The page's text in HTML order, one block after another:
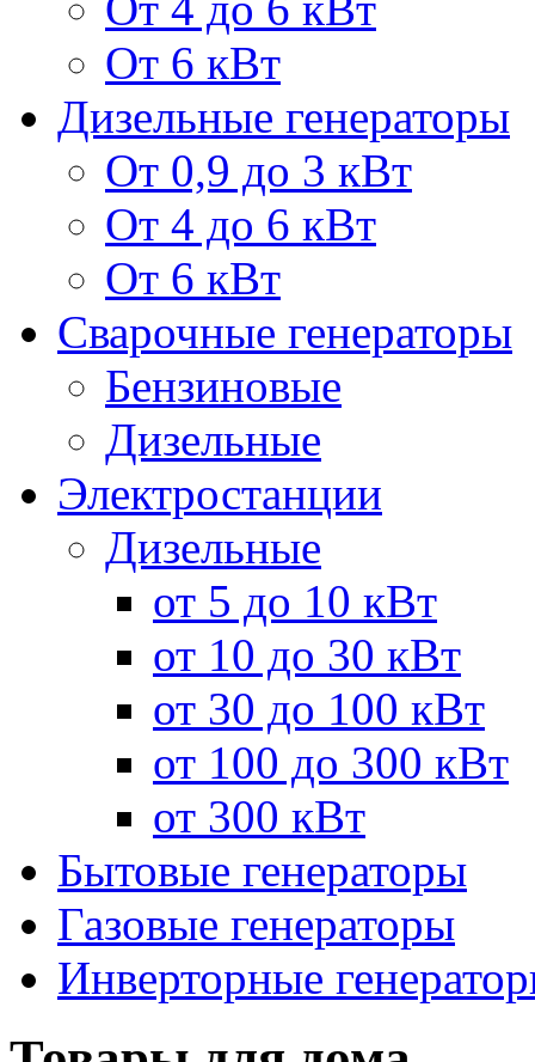
От 6 кВт
Дизельные генераторы
От 0,9 до 3 кВт
От 4 до 6 кВт
От 6 кВт
Сварочные генераторы
Бензиновые
Дизельные
Электростанции
Дизельные
от 5 до 10 кВт
от 10 до 30 кВт
от 30 до 100 кВт
от 100 до 300 кВт
от 300 кВт
Бытовые генераторы
Газовые генераторы
Инверторные